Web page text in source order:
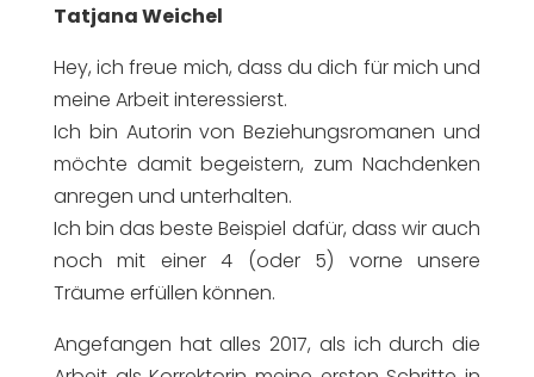
Tatjana Weichel
Hey, ich freue mich, dass du dich für mich und
meine Arbeit interessierst.
Ich bin Autorin von Beziehungsromanen und
möchte damit begeistern, zum Nachdenken
anregen und unterhalten.
Ich bin das beste Beispiel dafür, dass wir auch
noch mit einer 4 (oder 5) vorne unsere
Träume erfüllen können.
Angefangen hat alles 2017, als ich durch die